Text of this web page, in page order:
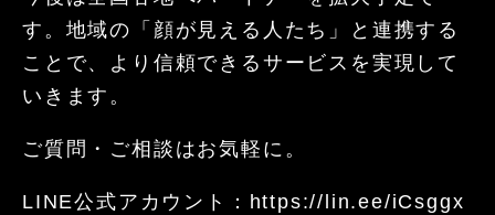
す。 地域の「顔が見える人たち」と連携する
ことで、より信頼できるサービスを実現して
いきます。
ご質問・ご相談はお気軽に。
LINE公式アカウント：https://lin.ee/iCsggx